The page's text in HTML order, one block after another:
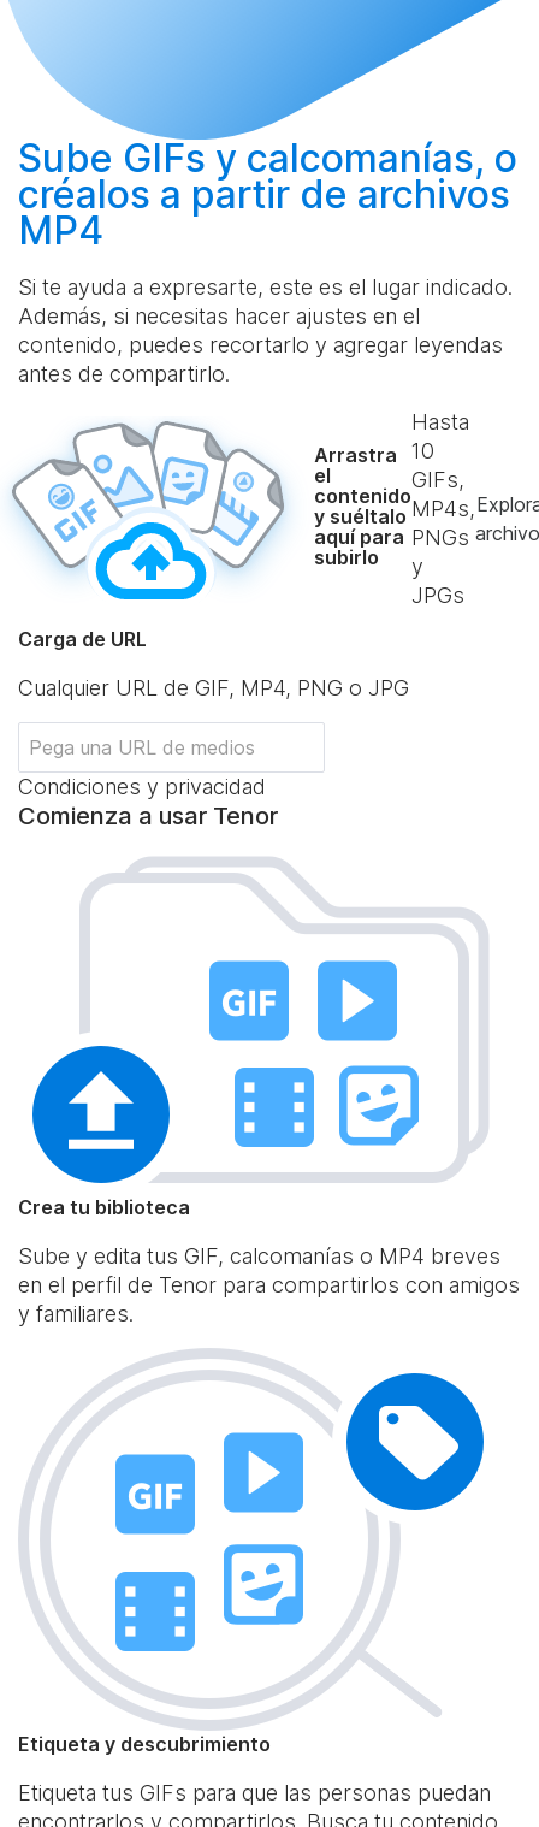
Sube GIFs y calcomanías, o
créalos a partir de archivos
MP4
Si te ayuda a expresarte, este es el lugar indicado.
Además, si necesitas hacer ajustes en el
contenido, puedes recortarlo y agregar leyendas
antes de compartirlo.
Arrastra
el
contenido
y suéltalo
aquí para
subirlo
Hasta
10
GIFs,
MP4s,
PNGs
y
JPGs
Carga de URL
Cualquier URL de GIF, MP4, PNG o JPG
Condiciones y privacidad
Comienza a usar Tenor
Crea tu biblioteca
Sube y edita tus GIF, calcomanías o MP4 breves
en el perfil de Tenor para compartirlos con amigos
y familiares.
Etiqueta y descubrimiento
Etiqueta tus GIFs para que las personas puedan
encontrarlos y compartirlos. Busca tu contenido